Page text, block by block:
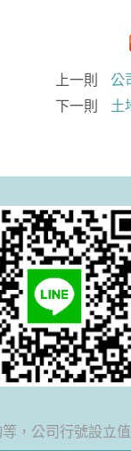
上一則
公
下一則
土
公司行號設立值